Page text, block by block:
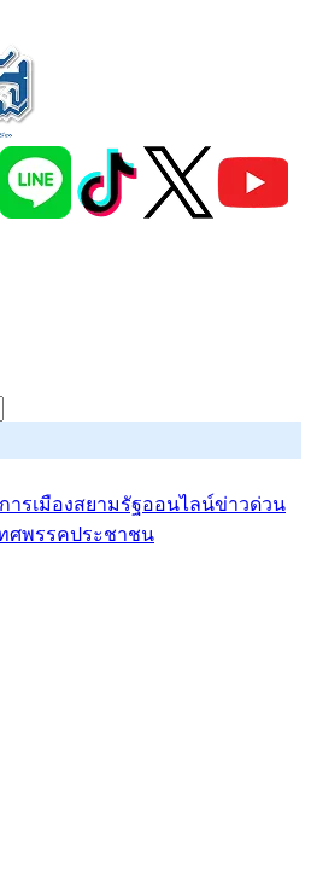
ารเมืองสยามรัฐออนไลน์ข่าวด่วน
ศพรรคประชาชน